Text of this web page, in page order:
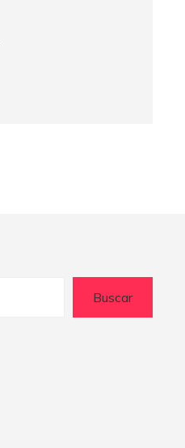
Buscar